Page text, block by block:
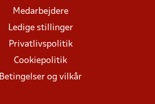
Medarbejdere
Ledige stillinger
Privatlivspolitik
Cookiepolitik
Betingelser og vilkår